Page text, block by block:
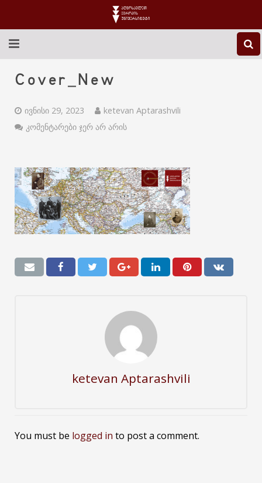
EEU-Ს ᲨᲔᲡᲐᲮᲔᲑ
ᲙᲕᲚᲔᲕᲐ
ᲑᲘᲑᲚᲘᲝᲗᲔᲙᲐ
ᲡᲢᲣᲓᲔᲜᲢᲣᲠᲘ ᲪᲮᲝᲕᲠᲔᲑᲐ
ᲙᲝᲜᲢᲐᲥᲢᲘ
Cover_New
ივნისი 29, 2023
ketevan Aptarashvili
კომენტარები ჯერ არ არის
ketevan Aptarashvili
You must be logged in to post a comment.